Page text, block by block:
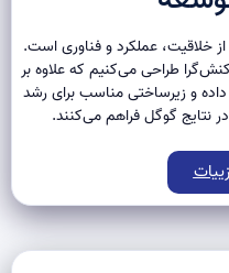
خلاقیت، عملکرد و فناوری است.
طراحی می‌کنیم که علاوه بر
داده و زیرساختی مناسب برای رشد
گوگل فراهم می‌کنند.